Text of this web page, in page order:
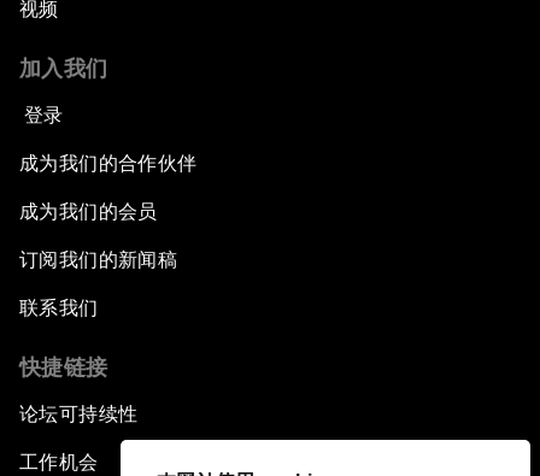
视频
加入我们
登录
成为我们的合作伙伴
成为我们的会员
订阅我们的新闻稿
联系我们
快捷链接
论坛可持续性
工作机会